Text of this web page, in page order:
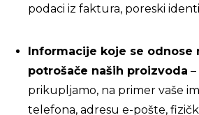
podaci iz faktura, poreski
Informacije koje se odnose
potrošače naših proizvoda
prikupljamo, na primer vaše
telefona, adresu e-pošte,